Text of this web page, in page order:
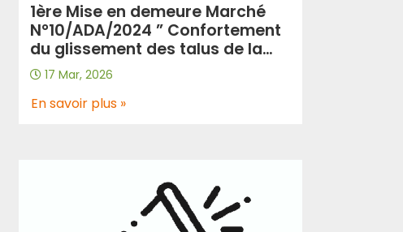
1ère Mise en demeure Marché
N°10/ADA/2024 ” Confortement
du glissement des talus de la
section autoroutière au niveau
de la localité de Ras El MA
(Wilaya de Skikda)”.
17 Mar, 2026
En savoir plus »